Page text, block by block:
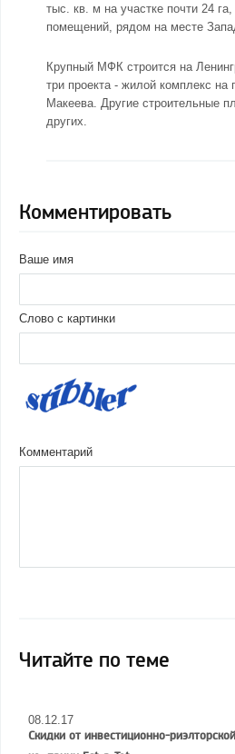
тыс. кв. м на участке почти 24
помещений, рядом на месте
Крупный МФК строится на
три проекта - жилой комплекс
Макеева. Другие строительные
других.
Комментировать
Ваше имя
Слово с картинки
Комментарий
Читайте по теме
08.12.17
Скидки от инвестиционно-риэлторской